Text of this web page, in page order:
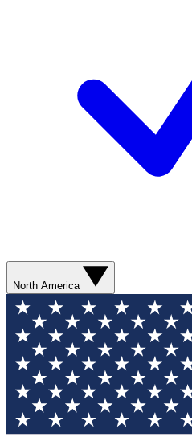
North America